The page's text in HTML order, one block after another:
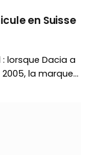
en Suisse
: lorsque Dacia a
la marque…